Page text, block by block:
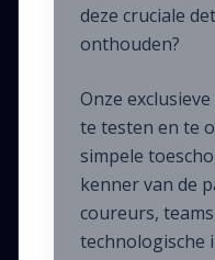
deze cruciale
onthouden?
Onze
te testen en te
simpele
kenner van de
coureurs,
technologische